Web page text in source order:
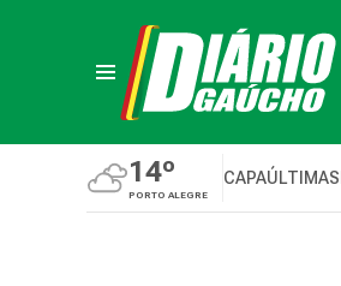
14º
PORTO ALEGRE
CAPAÚLTIMAS